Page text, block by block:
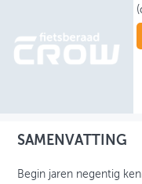
GEBRUIKER
SAMENVATTING
Begin jaren negentig